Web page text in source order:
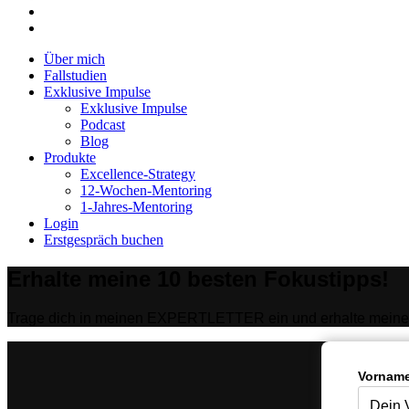
Close
Menu
Über mich
Fallstudien
Exklusive Impulse
Exklusive Impulse
Podcast
Blog
Produkte
Excellence-Strategy
12-Wochen-Mentoring
1-Jahres-Mentoring
Login
Erstgespräch buchen